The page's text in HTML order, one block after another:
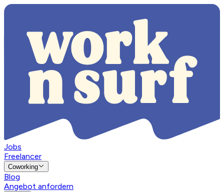
Jobs
Freelancer
Coworking
Blog
Angebot anfordern